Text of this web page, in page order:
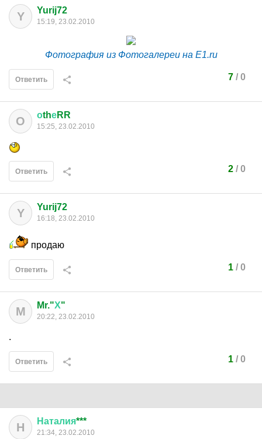
Y Yurij72
15:19, 23.02.2010
Фотография из Фотогалереи на E1.ru
7/ 0
Ответить
О оthеRR
15:25, 23.02.2010
2/ 0
Ответить
Y Yurij72
16:18, 23.02.2010
продаю
1/ 0
Ответить
M Mr."Х"
20:22, 23.02.2010
.
1/ 0
Ответить
Н Наталия***
21:34, 23.02.2010